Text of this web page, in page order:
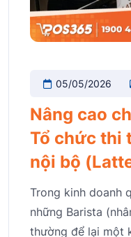
05/05/2026
Nâng cao
Tổ chức thi
nội bộ
Trong kinh doanh
những Barista
thường để lại một